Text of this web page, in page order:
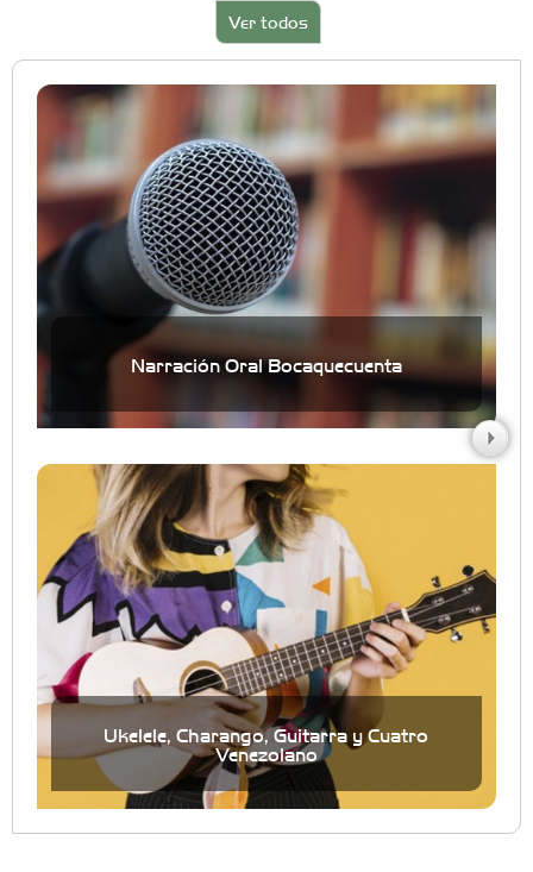
Ver todos
Narración Oral Bocaquecuenta
Ukelele, Charango, Guitarra y Cuatro
Venezolano